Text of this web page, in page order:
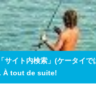
イト内検索」(ケータイ
À tout de suite!